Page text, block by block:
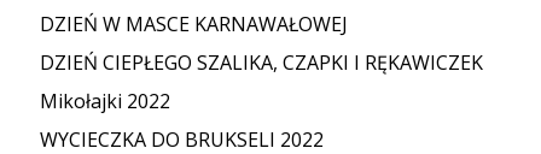
DZIEŃ W MASCE KARNAWAŁOWEJ
DZIEŃ CIEPŁEGO SZALIKA, CZAPKI I RĘKAWICZEK
Mikołajki 2022
WYCIECZKA DO BRUKSELI 2022